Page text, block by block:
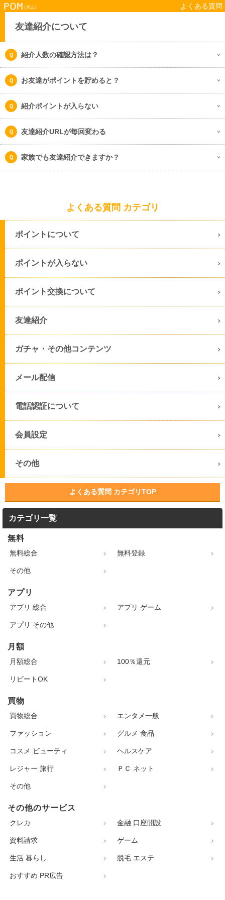
よくある質問
友達紹介について
紹介人数の確認方法は？
お友達がポイントを貯めると？
紹介ポイントが入らない
友達紹介URLが毎回変わる
家族でも友達紹介できますか？
よくある質問 カテゴリ
ポイントについて
ポイントが入らない
ポイント交換について
友達紹介
ガチャ・その他コンテンツ
メール配信
電話認証について
会員設定
その他
よくある質問 カテゴリTOP
カテゴリ一覧
無料
無料総合 無料登録
その他
アプリ
アプリ 総合 アプリ ゲーム
アプリ その他
月額
月額総合 100％還元
リピートOK
買物
買物総合 エンタメ一般
ファッション グルメ 食品
コスメ ビューティ ヘルスケア
レジャー 旅行 ＰＣ ネット
その他
その他のサービス
クレカ 金融 口座開設
資料請求 ゲーム
生活 暮らし 脱毛 エステ
おすすめ PR広告